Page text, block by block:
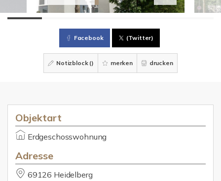
Facebook (Twitter)
Notizblock () merken drucken
Objektart
Erdgeschosswohnung
Adresse
69126 Heidelberg